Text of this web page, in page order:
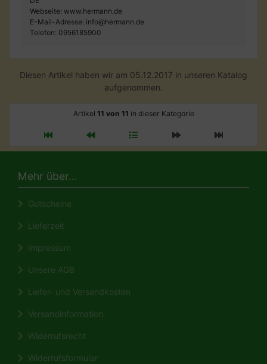
Webseite: www.hermann.de
E-Mail-Adresse: info@hermann.de
Telefon: 0956185900
Diesen Artikel haben wir am 05.12.2017 in unseren Katalog
aufgenommen.
Artikel 11 von 11 in dieser Kategorie
Mehr über...
Gutscheine
Lieferzeit
Impressum
Unsere AGB
Liefer- und Versandkosten
Versandinformation
Widerrufsrecht
Widerrufsformular